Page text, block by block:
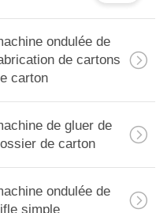
ondulée de
de cartons
carton
de gluer de
de carton
ondulée de
simple